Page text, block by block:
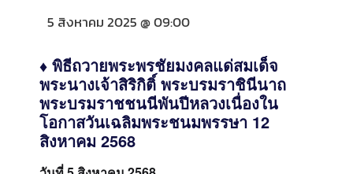
5 สิงหาคม 2025 @ 09:00
♦ พิธีถวายพระพรชัยมงคลแด่สมเด็จ
พระนางเจ้าสิริกิติ์ พระบรมราชินีนาถ
พระบรมราชชนนีพันปีหลวงเนื่องใน
โอกาสวันเฉลิมพระชนมพรรษา 12
สิงหาคม 2568